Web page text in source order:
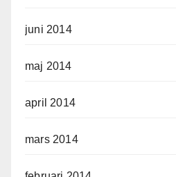
juni 2014
maj 2014
april 2014
mars 2014